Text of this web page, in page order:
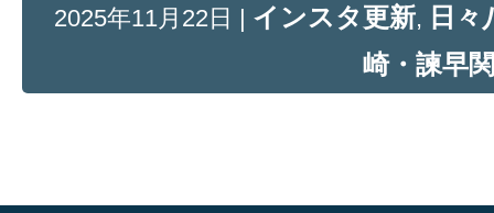
2025年11月22日 | インスタ更新, 日々
崎・諫早